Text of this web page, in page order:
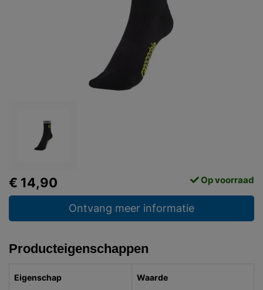
€ 14,90 Op voorraad
Ontvang meer informatie
Producteigenschappen
Eigenschap Waarde